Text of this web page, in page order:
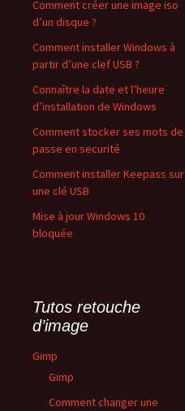
Comment créer une image iso
d’un disque ?
Comment installer Windows à
partir d’une clef USB ?
Connaître la date et l’heure
d’installation de Windows
Comment stocker ses mots de
passe en securité
Comment installer Keepass sur
une clé USB
Mise à jour Windows 10
bloquée
Tutos retouche
d’image
Gimp
Gimp
Comment changer une